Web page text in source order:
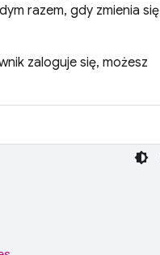
razem, gdy zmienia się
zaloguje się, możesz